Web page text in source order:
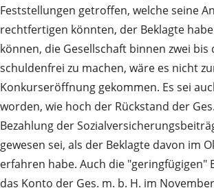
Feststellungen getroffen, welche seine
rechtfertigen könnten, der Beklagte
können, die Gesellschaft binnen zwei
schuldenfrei zu machen, wäre es nicht
Konkurseröffnung gekommen. Es sei
worden, wie hoch der Rückstand der
Bezahlung der
gewesen sei, als der Beklagte davon im
erfahren habe. Auch die "geringfügigen"
das Konto der Ges. m. b. H. im